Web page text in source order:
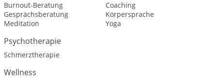
Burnout-Beratung
Coaching
Gesprächsberatung
Körpersprache
Meditation
Yoga
Psychotherapie
Schmerztherapie
Wellness